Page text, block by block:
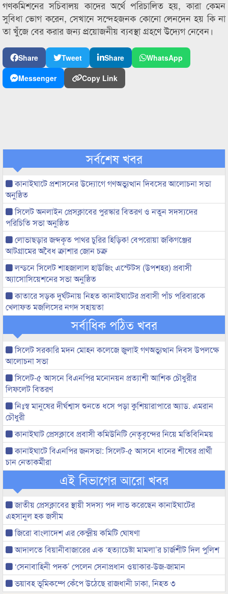
গণকমিশনের সচিবালয় কাদের অর্থে পরিচালিত হয়, কারা কেমন
সুবিধা ভোগ করেন, সেখানে সন্দেহজনক কোনো লেনদেন হয় কি না
তা খুঁজে বের করার জন্য প্রয়োজনীয় ব্যবস্থা গ্রহণে উদ্যেগ নেবেন।
Share Tweet Share
WhatsApp
Messenger
Copy Link
সর্বশেষ খবর
কানাইঘাটে প্রশাসনের উদ্যোগে গণঅভ্যুত্থান দিবসের আলোচনা সভা
অনুষ্ঠিত
সিলেট অনলাইন প্রেসক্লাবের পুরস্কার বিতরণ ও নতুন সদস্যদের
পরিচিতি সভা অনুষ্ঠিত
লোভাছড়ার জব্দকৃত পাথর চুরির হিড়িক! বেপরোয়া জকিগঞ্জের
আটগ্রামের অবৈধ ক্রাশার জোন চক্র
লন্ডনে সিলেট শাহজালাল হাউজিং এস্টেটস (উপশহর) প্রবাসী
অ্যাসোসিয়েশনের সভা অনুষ্ঠিত
কাতারে সড়ক দুর্ঘটনায় নিহত কানাইঘাটের প্রবাসী পাঁচ পরিবারকে
খেলাফত মজলিসের নগদ সহায়তা
সর্বাধিক পঠিত খবর
সিলেট সরকারি মদন মোহন কলেজে জুলাই গণঅভ্যুত্থান দিবস উপলক্ষে
আলোচনা সভা
সিলেট-৫ আসনে বিএনপির মনোনয়ন প্রত্যাশী আশিক চৌধুরীর
লিফলেট বিতরণ
নিঃস্ব মানুষের দীর্ঘশ্বাস শুনতে ধসে পড়া কুশিয়ারাপারে অ্যাড. এমরান
চৌধুরী
কানাইঘাট প্রেসক্লাবে প্রবাসী কমিউনিটি নেতৃবৃন্দের নিয়ে মতিবিনিময়
কানাইঘাটে বিএনপির জনসভা: সিলেট-৫ আসনে ধানের শীষের প্রার্থী
চান নেতাকর্মীরা
এই বিভাগের আরো খবর
জাতীয় প্রেসক্লাবের স্থায়ী সদস্য পদ লাভ করেছেন কানাইঘাটের
এহসানুল হক জসীম
জিরো বাংলাদেশ এর কেন্দ্রীয় কমিটি ঘোষণা
আদালতে বিয়ানীবাজারের এক ‘হত্যাচেষ্টা মামলা’র চার্জশীট দিল পুলিশ
‘সেনাবাহিনী পদক’ পেলেন সেনাপ্রধান ওয়াকার-উজ-জামান
ভয়াবহ ভূমিকম্পে কেঁপে উঠেছে রাজধানী ঢাকা, নিহত ৩